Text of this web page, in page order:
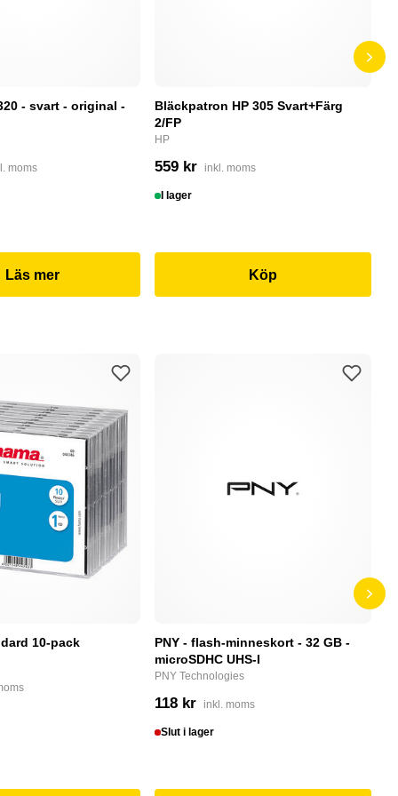
- svart - original -
moms
Läs mer
Bläckpatron HP 305 Svart+Färg
2/FP
HP
559 kr inkl. moms
I lager
Köp
10-pack
PNY - flash-minneskort - 32 GB -
microSDHC UHS-I
PNY Technologies
118 kr inkl. moms
Slut i lager